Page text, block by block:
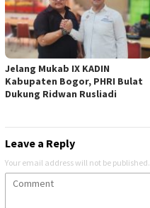
Jelang Mukab IX KADIN
Kabupaten Bogor, PHRI Bulat
Dukung Ridwan Rusliadi
Leave a Reply
Your email address will not be published.